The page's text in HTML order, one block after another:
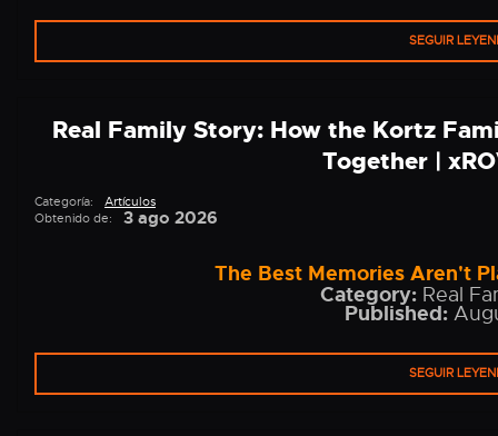
SEGUIR
Real Family Story: How the Kortz
Together |
Categoría:
Artículos
Obtenido de:
3 ago 2026
The Best Memories Aren't
Category:Real
Published:
SEGUIR